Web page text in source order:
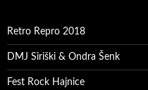
Retro Repro 2018
DMJ Siriški & Ondra Šenk
Fest Rock Hajnice